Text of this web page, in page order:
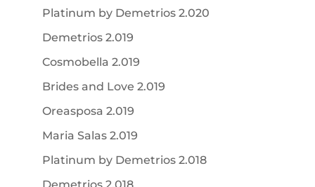
Platinum by Demetrios 2.020
Demetrios 2.019
Cosmobella 2.019
Brides and Love 2.019
Oreasposa 2.019
Maria Salas 2.019
Platinum by Demetrios 2.018